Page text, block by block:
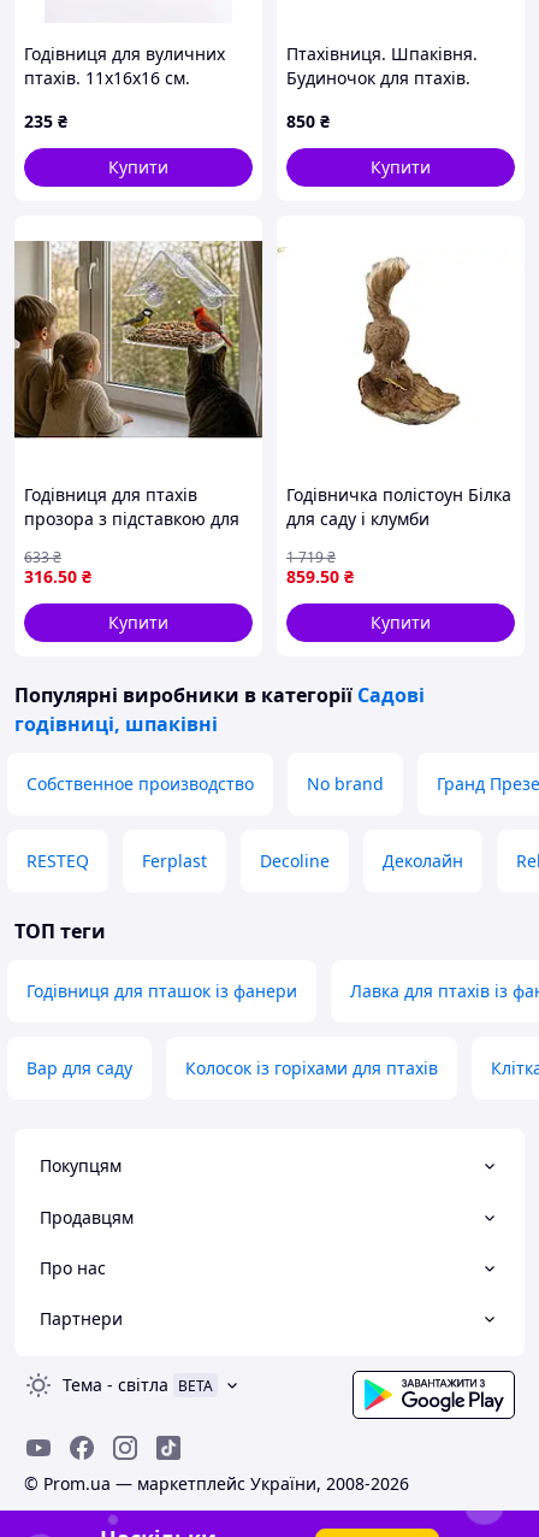
Годівниця для вуличних
птахів. 11х16х16 см.
235 ₴
Купити
Птахівниця. Шпаківня.
Будиночок для птахів.
Шпаківня для синиць.
Будиночок для синиць
850 ₴
Купити
Годівниця для птахів
прозора з підставкою для
у саду та на балконі
316.50 ₴
633₴
Купити
Годівничка полістоун Білка
для саду і клумби
птахів 13*14*19см
859.50 ₴
1 719₴
Купити
Популярні виробники в категорії Садові
годівниці, шпаківні
Собственное производство No brand Гранд
RESTEQ Ferplast Decoline Деколайн
ТОП теги
Годівниця для пташок із фанери Лавка для птахів із
Вар для саду Колосок із горіхами для птахів
Покупцям
Продавцям
Про нас
Партнери
Тема - світла BETA
© Prom.ua — маркетплейс України, 2008-2026